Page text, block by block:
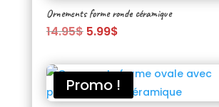
Ornements forme ronde céramique
14.95$ Le
initial
était :
14.95$.
5.99$Le
actuel
est :
5.99$.
Promo !